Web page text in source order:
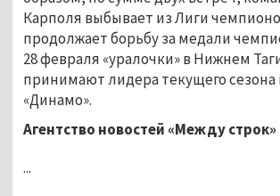
Карполя выбывает из Лиги
продолжает борьбу за медали
28 февраля «уралочки» в Нижнем
принимают лидера текущего сезона
«Динамо».
Агентство новостей «Между строк»
...